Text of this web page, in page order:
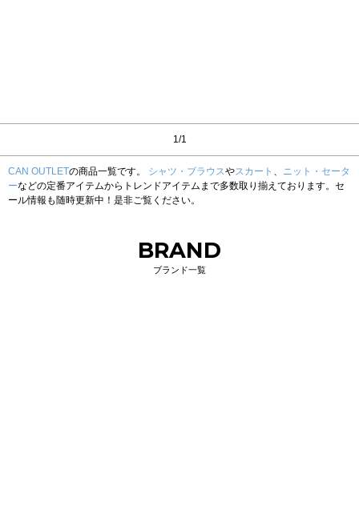
1/1
CAN OUTLETの商品一覧です。 シャツ・ブラウスやスカート
ニット・セータ
ーなどの定番アイテムからトレンドアイテムまで多数取り揃えております。セ
ール情報も随時更新中！是非ご覧ください。
BRAND
ブランド一覧